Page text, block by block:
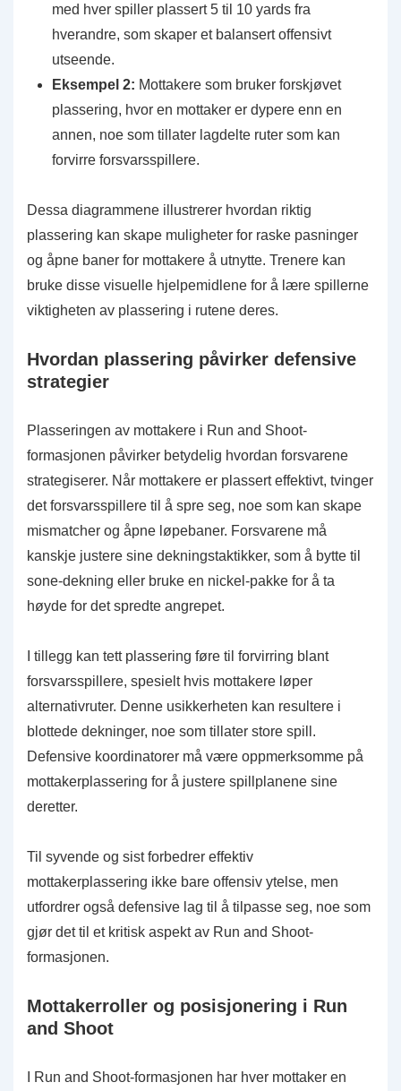
med hver spiller plassert 5 til 10 yards fra
hverandre, som skaper et balansert offensivt
utseende.
Eksempel 2: Mottakere som bruker forskjøvet
plassering, hvor en mottaker er dypere enn en
annen, noe som tillater lagdelte ruter som kan
forvirre forsvarsspillere.
Dessa diagrammene illustrerer hvordan riktig
plassering kan skape muligheter for raske pasninger
og åpne baner for mottakere å utnytte. Trenere kan
bruke disse visuelle hjelpemidlene for å lære spillerne
viktigheten av plassering i rutene deres.
Hvordan plassering påvirker defensive
strategier
Plasseringen av mottakere i Run and Shoot-
formasjonen påvirker betydelig hvordan forsvarene
strategiserer. Når mottakere er plassert effektivt, tvinger
det forsvarsspillere til å spre seg, noe som kan skape
mismatcher og åpne løpebaner. Forsvarene må
kanskje justere sine dekningstaktikker, som å bytte til
sone-dekning eller bruke en nickel-pakke for å ta
høyde for det spredte angrepet.
I tillegg kan tett plassering føre til forvirring blant
forsvarsspillere, spesielt hvis mottakere løper
alternativruter. Denne usikkerheten kan resultere i
blottede dekninger, noe som tillater store spill.
Defensive koordinatorer må være oppmerksomme på
mottakerplassering for å justere spillplanene sine
deretter.
Til syvende og sist forbedrer effektiv
mottakerplassering ikke bare offensiv ytelse, men
utfordrer også defensive lag til å tilpasse seg, noe som
gjør det til et kritisk aspekt av Run and Shoot-
formasjonen.
Mottakerroller og posisjonering i Run
and Shoot
I Run and Shoot-formasjonen har hver mottaker en